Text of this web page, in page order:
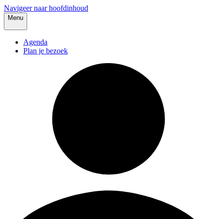
Navigeer naar hoofdinhoud
Menu
Agenda
Plan je bezoek